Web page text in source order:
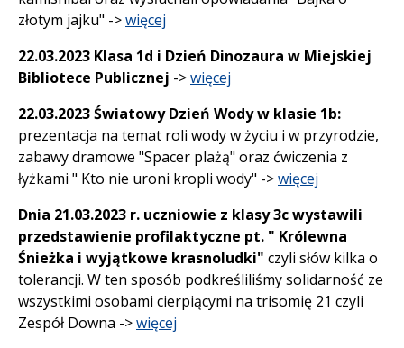
złotym jajku" ->więcej
22.03.2023 Klasa 1d i Dzień Dinozaura w Miejskiej
Bibliotece Publicznej ->więcej
22.03.2023 Światowy Dzień Wody w klasie 1b:
prezentacja na temat roli wody w życiu i w przyrodzie,
zabawy dramowe "Spacer plażą" oraz ćwiczenia z
łyżkami " Kto nie uroni kropli wody" ->więcej
Dnia 21.03.2023 r. uczniowie z klasy 3c wystawili
przedstawienie profilaktyczne pt. " Królewna
Śnieżka i wyjątkowe krasnoludki" czyli słów kilka o
tolerancji. W ten sposób podkreśliliśmy solidarność ze
wszystkimi osobami cierpiącymi na trisomię 21 czyli
Zespół Downa ->więcej